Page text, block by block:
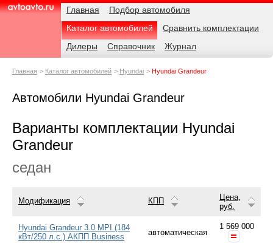
AvtoAvto.ru
Навигация Главная
Подбор автомобиля
Каталог автомобилей
Сравнить комплектации
Дилеры
Справочник Журнал
Родительские
Главная Каталог автомобилей Hyundai Hyundai Grandeur
Автомобили Hyundai Grandeur
Варианты комплектации Hyundai
Grandeur
седан
Модификация КПП
Цена,
руб.
Hyundai Grandeur 3.0 MPI (184
кВт/250 л.с.) АКПП Business
автоматическая
1 569 000